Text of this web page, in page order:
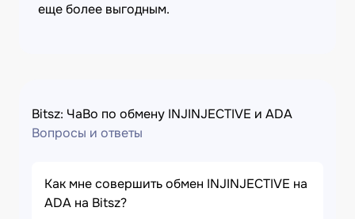
еще более выгодным.
Bitsz: ЧаВо по обмену INJINJECTIVE и ADA
Вопросы и ответы
Как мне совершить обмен INJINJECTIVE на
ADA на Bitsz?